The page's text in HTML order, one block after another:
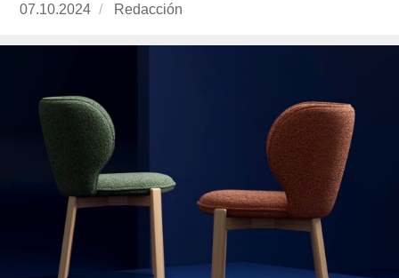
Publicado
07.10.2024 https://www.experimenta.es/author/redaccion/
Redacción